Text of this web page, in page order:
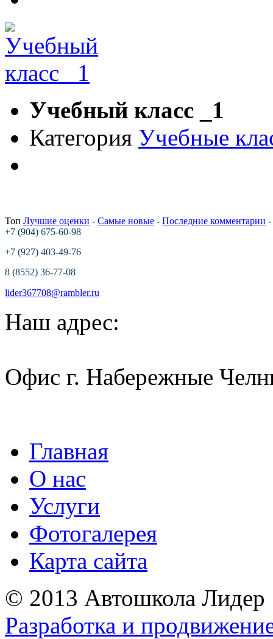
Учебный класс _1
Категория Учебные
Топ Лучшие оценки - Самые новые - Последние комментарии -
+7 (904) 675-60-98
+7 (927) 403-49-76
8 (8552) 36-77-08
lider367708@rambler.ru
Наш адрес:
Офис г. Набережные
Главная
О нас
Услуги
Фотогалерея
Карта сайта
© 2013 Автошкола Лидер
Разработка и